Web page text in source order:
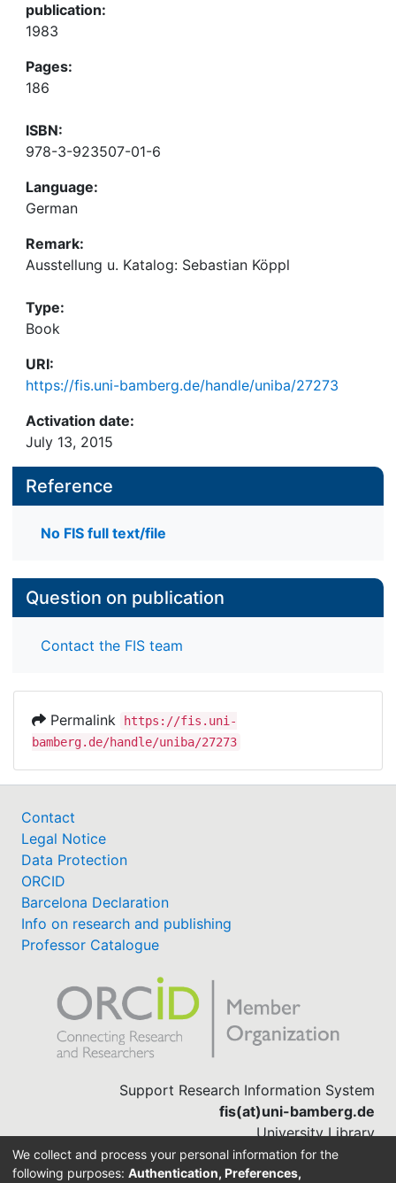
publication:
1983
Pages:
186
ISBN:
978-3-923507-01-6
Language:
German
Remark:
Ausstellung u. Katalog: Sebastian Köppl
Type:
Book
URI:
https://fis.uni-bamberg.de/handle/uniba/27273
Activation date:
July 13, 2015
Reference
No FIS full text/file
Question on publication
Contact the FIS team
Permalink
https://fis.uni-
bamberg.de/handle/uniba/27273
Contact
Legal Notice
Data Protection
ORCID
Barcelona Declaration
Info on research and publishing
Professor Catalogue
Support Research Information System
fis(at)uni-bamberg.de
University Library
(0951) 863-1568
We collect and process your personal information for the
following purposes: Authentication, Preferences,